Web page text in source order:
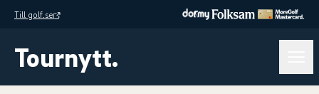
Till golf.se
Tournytt.